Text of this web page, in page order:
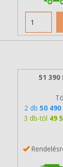
51 390
2 db 50 490
3 db-tól 49